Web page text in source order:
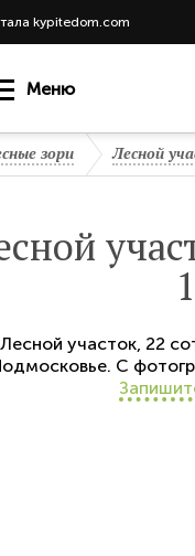
kypitedom.com
Меню
зори Лесной
Лесной участок, 22
С